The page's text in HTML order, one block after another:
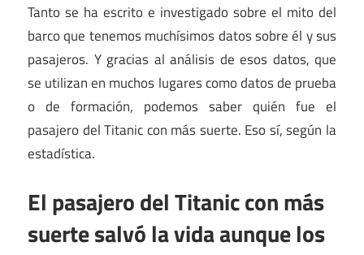
Tanto se ha escrito e investigado sobre el mito del
barco que tenemos muchísimos datos sobre él y sus
pasajeros. Y gracias al análisis de esos datos, que
se utilizan en muchos lugares como datos de prueba
o de formación, podemos saber quién fue el
pasajero del Titanic con más suerte. Eso sí, según la
estadística.
El pasajero del Titanic con más
suerte salvó la vida aunque los